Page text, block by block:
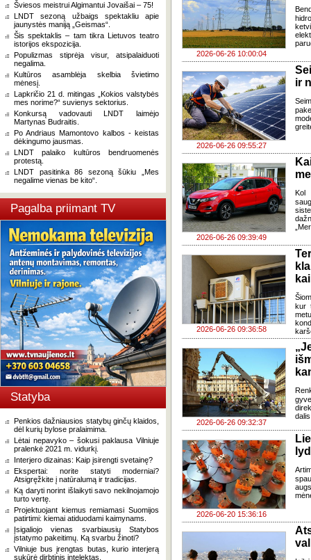
Šviesos meistrui Algimantui Jovaišai – 75!
LNDT sezoną užbaigs spektakliu apie
jaunystės maniją „Geismas“.
Šis spektaklis – tam tikra Lietuvos teatro
istorijos ekspozicija.
Populizmas stiprėja visur, atsipalaiduoti
negalima.
Kultūros asamblėja skelbia švietimo
mėnesį.
Lapkričio 21 d. mitingas „Kokios valstybės
mes norime?“ suvienys sektorius.
Konkursą vadovauti LNDT laimėjo
Martynas Budraitis.
Po Andriaus Mamontovo kalbos - keistas
dėkingumo jausmas.
LNDT palaiko kultūros bendruomenės
protestą.
LNDT pasitinka 86 sezoną šūkiu „Mes
negalime vienas be kito“.
Pagalba priimant TV
Statyba
Penkios dažniausios statybų ginčų klaidos,
dėl kurių bylose pralaimima.
Lėtai nepavyko – šokusi paklausa Vilniuje
pralenkė 2021 m. vidurkį.
Interjero dizainas: Kaip įsirengti svetainę?
Ekspertai: norite statyti moderniai?
Atsigręžkite į natūralumą ir tradicijas.
Ką daryti norint išlaikyti savo nekilnojamojo
turto vertę.
Projektuojant kiemus remiamasi Suomijos
patirtimi: kiemai atiduodami kaimynams.
Įsigaliojo vienas svarbiausių Statybos
įstatymo pakeitimų. Ką svarbu žinoti?
Vilniuje bus įrengtas butas, kurio interjerą
sukūrė dirbtinis intelektas.
2026-06-26 10:00:04
2026-06-26 09:55:27
ir
2026-06-26 09:39:49
Kol
2026-06-26 09:36:58
kur
2026-06-26 09:32:37
2026-06-20 15:36:16